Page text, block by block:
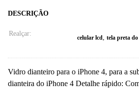
DESCRIÇÃO
Realçar:
celular lcd tela preta do
Vidro dianteiro para o iPhone 4, para a
dianteira do iPhone 4 Detalhe rápido: